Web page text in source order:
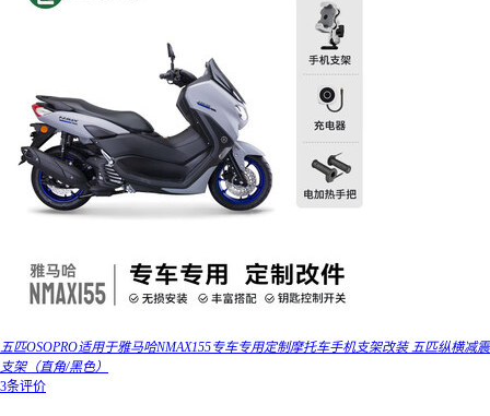
五匹OSOPRO适用于雅马哈NMAX155专车专用定制摩托车手机支架改装 五匹纵横减震
支架（直角/黑色）
3条评价